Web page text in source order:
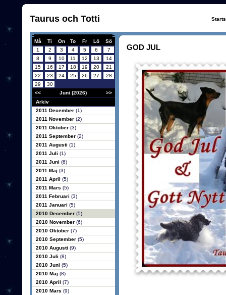
Taurus och Totti
Må Ti On To Fr Lö
Sö
1
2 3 4 5 6
7
8
9 10 11 12 13
14
15
16 17 18 19 20
21
22
23 24 25 26 27
28
29
30
<<
Juni (2026)
>>
Arkiv
2011 December (1)
2011 November (2)
2011 Oktober (3)
2011 September (2)
2011 Augusti (1)
2011 Juli (1)
2011 Juni (6)
2011 Maj (3)
2011 April (5)
2011 Mars (5)
2011 Februari (3)
2011 Januari (5)
2010 December (5)
2010 November (6)
2010 Oktober (7)
2010 September (5)
2010 Augusti (9)
2010 Juli (8)
2010 Juni (5)
2010 Maj (8)
2010 April (7)
2010 Mars (9)
GOD JUL